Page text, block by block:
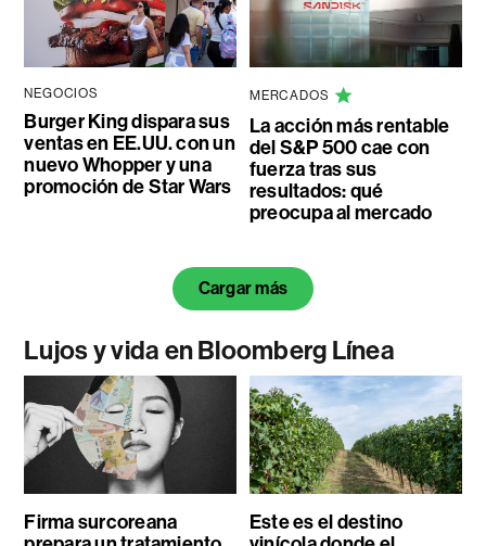
NEGOCIOS
Burger King dispara sus
ventas en EE.UU. con un
nuevo Whopper y una
promoción de Star Wars
MERCADOS
La acción más rentable
del S&P 500 cae con
fuerza tras sus
resultados: qué
preocupa al mercado
Cargar más
Lujos y vida en Bloomberg Línea
Firma surcoreana
Este es el destino